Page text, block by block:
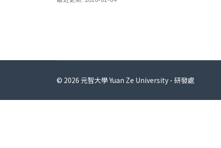
© 2026 元智大學 Yuan Ze University - 研發處